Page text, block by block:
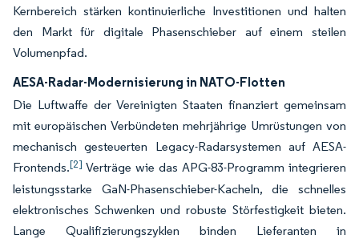
Kernbereich stärken kontinuierliche Investitionen und halten
den Markt für digitale Phasenschieber auf einem steilen
Volumenpfad.
AESA-Radar-Modernisierung in NATO-Flotten
Die Luftwaffe der Vereinigten Staaten finanziert gemeinsam
mit europäischen Verbündeten mehrjährige Umrüstungen von
mechanisch gesteuerten Legacy-Radarsystemen auf AESA-
Frontends.[2] Verträge wie das APG-83-Programm integrieren
leistungsstarke GaN-Phasenschieber-Kacheln, die schnelles
elektronisches Schwenken und robuste Störfestigkeit bieten.
Lange Qualifizierungszyklen binden Lieferanten in